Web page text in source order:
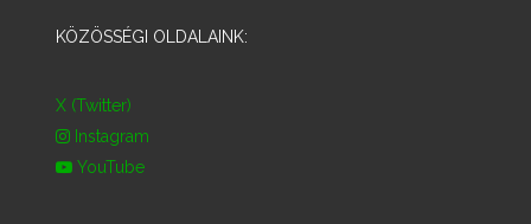
KÖZÖSSÉGI OLDALAINK:
X (Twitter)
Instagram
YouTube